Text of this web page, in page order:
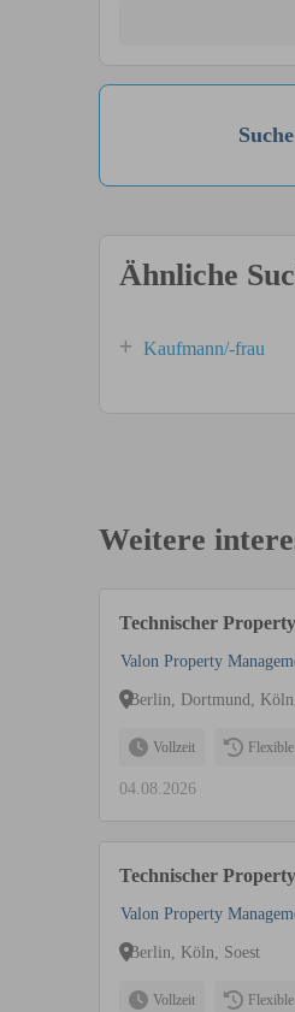
Ähnliche
Kaufmann/-frau
Weitere
Technischer
Valon Property
Berlin, Dortmund,
Vollzeit
04.08.2026
Technischer
Valon Property
Berlin, Köln, Soest
Vollzeit